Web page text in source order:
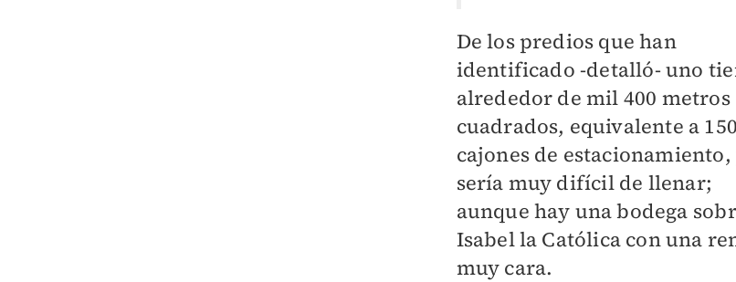
De los predios que han
identificado -detalló- uno
alrededor de mil 400 metros
cuadrados, equivalente a 150
cajones de
sería muy difícil de llenar;
aunque hay una bodega
Isabel la Católica con una
muy cara.